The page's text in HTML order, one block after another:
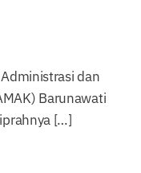
dan
Barunawati
[…]